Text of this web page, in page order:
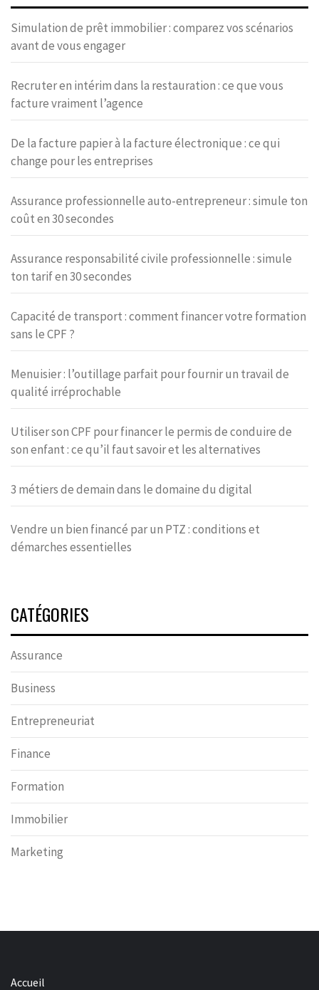
Simulation de prêt immobilier : comparez vos scénarios
avant de vous engager
Recruter en intérim dans la restauration : ce que vous
facture vraiment l’agence
De la facture papier à la facture électronique : ce qui
change pour les entreprises
Assurance professionnelle auto-entrepreneur : simule ton
coût en 30 secondes
Assurance responsabilité civile professionnelle : simule
ton tarif en 30 secondes
Capacité de transport : comment financer votre formation
sans le CPF ?
Menuisier : l’outillage parfait pour fournir un travail de
qualité irréprochable
Utiliser son CPF pour financer le permis de conduire de
son enfant : ce qu’il faut savoir et les alternatives
3 métiers de demain dans le domaine du digital
Vendre un bien financé par un PTZ : conditions et
démarches essentielles
CATÉGORIES
Assurance
Business
Entrepreneuriat
Finance
Formation
Immobilier
Marketing
Accueil